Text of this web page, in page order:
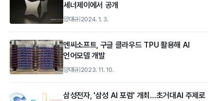
세너제이에서 공개
양대규 2024. 1. 3.
엔씨소프트, 구글 클라우드 TPU 활용해 AI
언어모델 개발
양대규 2023. 11. 10.
삼성전자, '삼성 AI 포럼' 개최…초거대AI 주제로